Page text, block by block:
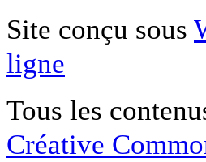
Site conçu sous
ligne
Tous les
Créative